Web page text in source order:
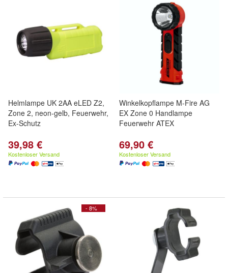
Helmlampe UK 2AA eLED Z2,
Zone 2, neon-gelb, Feuerwehr,
Ex-Schutz
39,98 €
Kostenloser Versand
Winkelkopflampe M-Fire AG
EX Zone 0 Handlampe
Feuerwehr ATEX
69,90 €
Kostenloser Versand
- 8%